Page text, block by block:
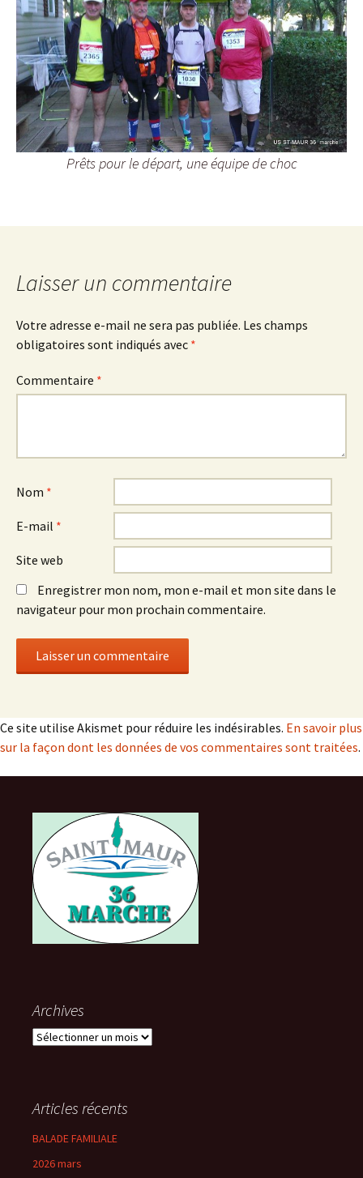
Prêts pour le départ, une équipe de choc
Laisser un commentaire
Votre adresse e-mail ne sera pas publiée. Les champs
obligatoires sont indiqués avec *
Commentaire *
Nom *
E-mail *
Site web
Enregistrer mon nom, mon e-mail et mon site dans le
navigateur pour mon prochain commentaire.
Ce site utilise Akismet pour réduire les indésirables. En savoir plus
sur la façon dont les données de vos commentaires sont traitées.
Archives
Archives
Articles récents
BALADE FAMILIALE
2026 mars